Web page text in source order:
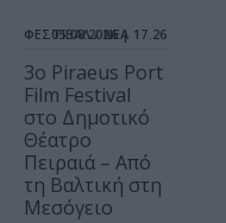
ΦΕΣΤΙΒΑΛ / ΝΕΑ
05.08.2026 | 17.26
3o Piraeus Port
Film Festival
στο Δημοτικό
Θέατρο
Πειραιά – Από
τη Βαλτική στη
Μεσόγειο